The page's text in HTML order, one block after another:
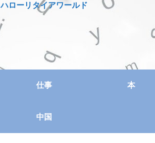
ハローリタイアワールド
仕事 本
中国